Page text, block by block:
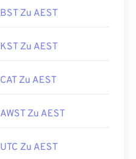
BST Zu AEST
KST Zu AEST
CAT Zu AEST
AWST Zu AEST
UTC Zu AEST